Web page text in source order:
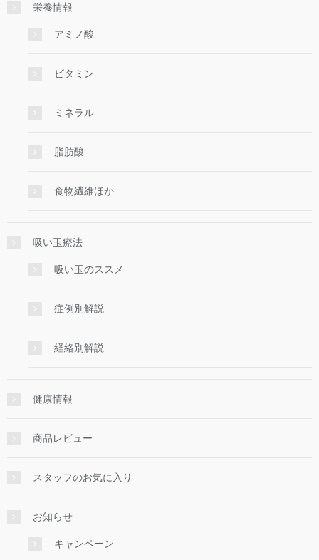
栄養情報
アミノ酸
ビタミン
ミネラル
脂肪酸
食物繊維ほか
吸い玉療法
吸い玉のススメ
症例別解説
経絡別解説
健康情報
商品レビュー
スタッフのお気に入り
お知らせ
キャンペーン